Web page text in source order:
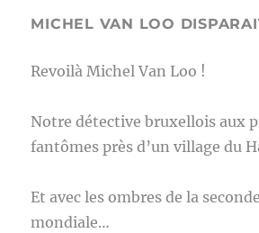
MICHEL VAN LOO
Revoilà Michel Van Loo !
Notre détective bruxellois aux
fantômes près d’un village du
Et avec les ombres de la
mondiale…